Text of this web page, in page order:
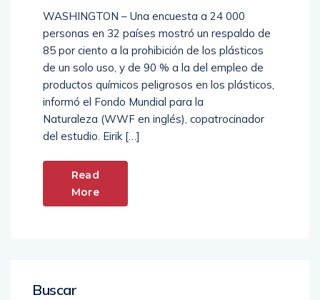
WASHINGTON – Una encuesta a 24 000
personas en 32 países mostró un respaldo de
85 por ciento a la prohibición de los plásticos
de un solo uso, y de 90 % a la del empleo de
productos químicos peligrosos en los plásticos,
informó el Fondo Mundial para la
Naturaleza (WWF en inglés), copatrocinador
del estudio. Eirik […]
Read
More
Buscar